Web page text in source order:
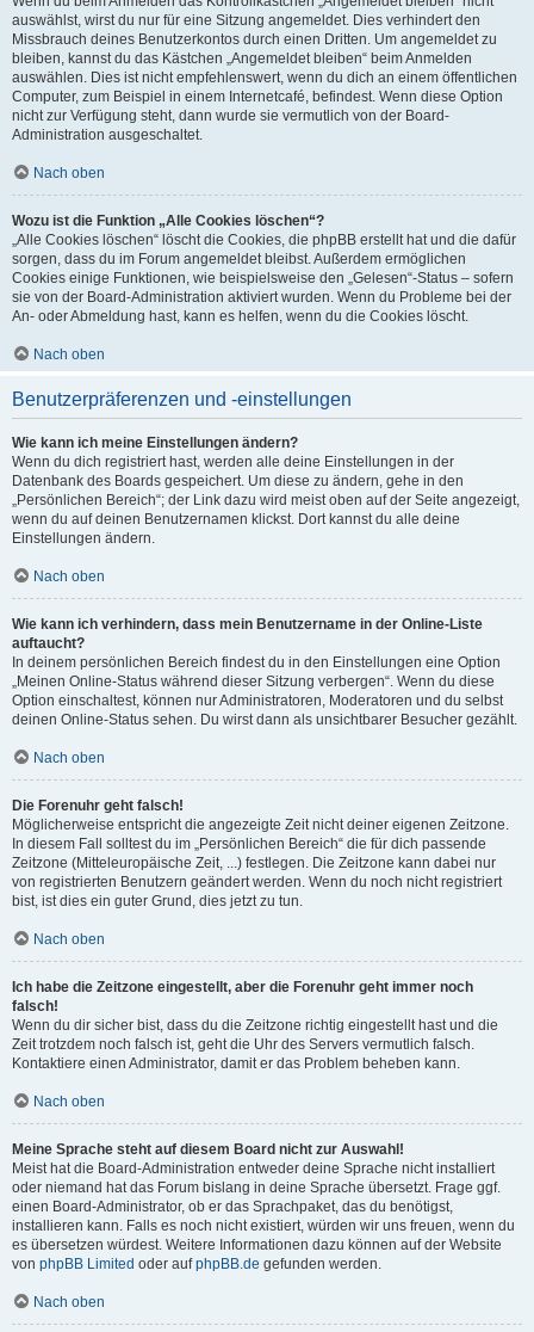
auswählst, wirst du nur für eine Sitzung angemeldet. Dies verhindert den
Missbrauch deines Benutzerkontos durch einen Dritten. Um angemeldet zu
bleiben, kannst du das Kästchen „Angemeldet bleiben“ beim Anmelden
auswählen. Dies ist nicht empfehlenswert, wenn du dich an einem öffentlichen
Computer, zum Beispiel in einem Internetcafé, befindest. Wenn diese Option
nicht zur Verfügung steht, dann wurde sie vermutlich von der Board-
Administration ausgeschaltet.
Nach oben
Wozu ist die Funktion „Alle Cookies löschen“?
„Alle Cookies löschen“ löscht die Cookies, die phpBB erstellt hat und die dafür
sorgen, dass du im Forum angemeldet bleibst. Außerdem ermöglichen
Cookies einige Funktionen, wie beispielsweise den „Gelesen“-Status – sofern
sie von der Board-Administration aktiviert wurden. Wenn du Probleme bei der
An- oder Abmeldung hast, kann es helfen, wenn du die Cookies löscht.
Nach oben
Benutzerpräferenzen und -einstellungen
Wie kann ich meine Einstellungen ändern?
Wenn du dich registriert hast, werden alle deine Einstellungen in der
Datenbank des Boards gespeichert. Um diese zu ändern, gehe in den
„Persönlichen Bereich“; der Link dazu wird meist oben auf der Seite angezeigt,
wenn du auf deinen Benutzernamen klickst. Dort kannst du alle deine
Einstellungen ändern.
Nach oben
Wie kann ich verhindern, dass mein Benutzername in der Online-Liste
auftaucht?
In deinem persönlichen Bereich findest du in den Einstellungen eine Option
„Meinen Online-Status während dieser Sitzung verbergen“. Wenn du diese
Option einschaltest, können nur Administratoren, Moderatoren und du selbst
deinen Online-Status sehen. Du wirst dann als unsichtbarer Besucher gezählt.
Nach oben
Die Forenuhr geht falsch!
Möglicherweise entspricht die angezeigte Zeit nicht deiner eigenen Zeitzone.
In diesem Fall solltest du im „Persönlichen Bereich“ die für dich passende
Zeitzone (Mitteleuropäische Zeit, ...) festlegen. Die Zeitzone kann dabei nur
von registrierten Benutzern geändert werden. Wenn du noch nicht registriert
bist, ist dies ein guter Grund, dies jetzt zu tun.
Nach oben
Ich habe die Zeitzone eingestellt, aber die Forenuhr geht immer noch
falsch!
Wenn du dir sicher bist, dass du die Zeitzone richtig eingestellt hast und die
Zeit trotzdem noch falsch ist, geht die Uhr des Servers vermutlich falsch.
Kontaktiere einen Administrator, damit er das Problem beheben kann.
Nach oben
Meine Sprache steht auf diesem Board nicht zur Auswahl!
Meist hat die Board-Administration entweder deine Sprache nicht installiert
oder niemand hat das Forum bislang in deine Sprache übersetzt. Frage ggf.
einen Board-Administrator, ob er das Sprachpaket, das du benötigst,
installieren kann. Falls es noch nicht existiert, würden wir uns freuen, wenn du
es übersetzen würdest. Weitere Informationen dazu können auf der Website
von phpBB Limited oder aufphpBB.de gefunden werden.
Nach oben